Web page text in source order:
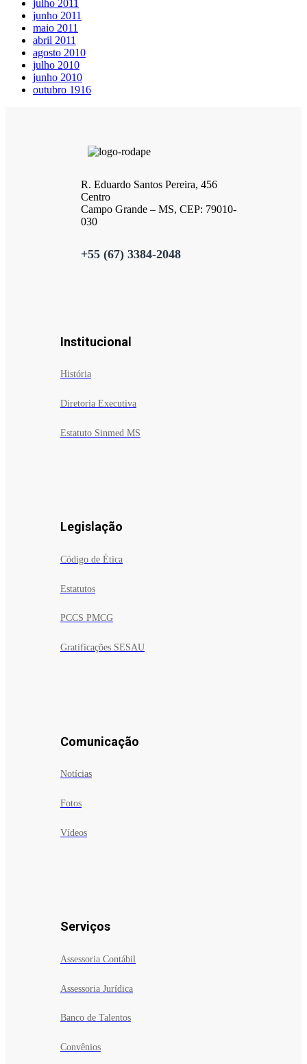
julho 2011
junho 2011
maio 2011
abril 2011
agosto 2010
julho 2010
junho 2010
outubro 1916
R. Eduardo Santos Pereira, 456
Centro
Campo Grande – MS, CEP: 79010-
030
+55 (67) 3384-2048
Institucional
História
Diretoria Executiva
Estatuto Sinmed MS
Legislação
Código de Ética
Estatutos
PCCS PMCG
Gratificações SESAU
Comunicação
Notícias
Fotos
Vídeos
Serviços
Assessoria Contábil
Assessoria Jurídica
Banco de Talentos
Convênios